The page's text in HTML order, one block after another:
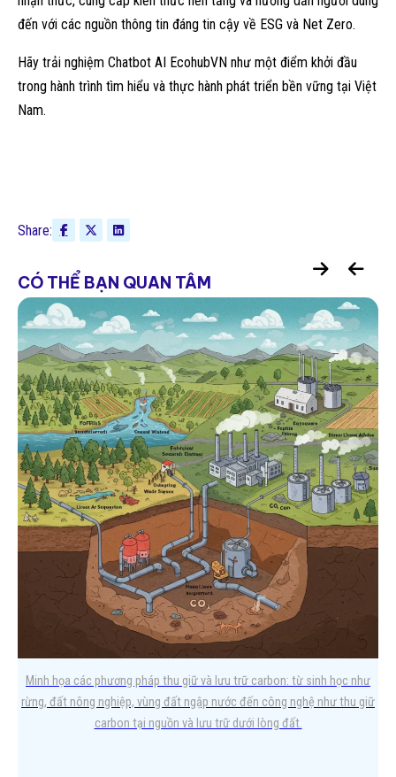
đến với các nguồn thông tin đáng tin cậy về ESG và Net Zero.
Hãy trải nghiệm Chatbot AI EcohubVN như một điểm khởi đầu
trong hành trình tìm hiểu và thực hành phát triển bền vững tại Việt
Nam.
Share:
CÓ THỂ BẠN QUAN TÂM
Công cụ & Nền tảng Quản lý Phát thải
GHG: Lựa chọn nào cho Doanh nghiệp
Việt Nam?
Trong bối cảnh Việt Nam đang đẩy mạnh cam kết Net Zero và
thực thi Nghị định 06/2022/NĐ-CP về giảm…
Minh họa các phương pháp thu giữ và lưu trữ carbon: từ sinh học như
rừng, đất nông nghiệp, vùng đất ngập nước đến công nghệ như thu giữ
carbon tại nguồn và lưu trữ dưới lòng đất.